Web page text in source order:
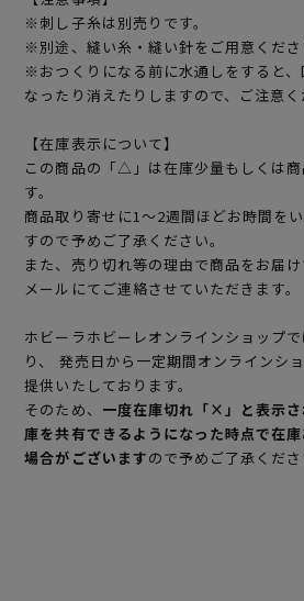
※刺し子糸は別売りです。
※別途、縫い糸・縫い針をご用意くださ
※おつくりになる前に水通しをすると、
なったり消えたりしますので、ご注意く
【在庫表示について】
この商品の「△」は在庫少量もしくは
す。
商品取り寄せに1～2週間ほどお時間を
すので予めご了承ください。
また、売り切れ等の理由で商品をお届
メールにてご連絡させていただきます。
ホビーラホビーレオンラインショップ
り、 発売日から一定期間オンラインシ
提供いたしております。
そのため、 一度在庫切れ「×」と表示
庫を共有できるようになった時点で在
場合がございますので予めご了承くださ